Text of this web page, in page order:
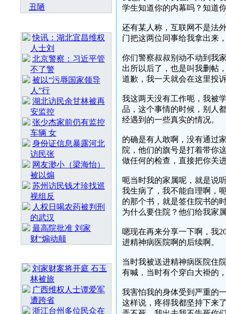
丑陋
快讯：湖北宜昌维权
人士刘
北京警察：习近平管
不了警
被以“污辱国家领导
人”行
湖北访民余甘林被再
安监控
张少杰家前仍有监控
车辆 女
身份证信息暴露河北
访民张
网友渺小（梁海怡）
被以煽
苏州访民钱才珍找巡
视组反
人权日喝农药被判刑
的武汉
最高院批准 刘家
财“煽动颠
刘家财案将开庭 石玉
林被旅
广西维权人士谭爱军
遭跨省
浙江台州多位民众在
学生知道你的内幕吗？知道
还有某人称，互联网不是法
门把这两位同事给我拿出来
你们警察叔叔别动不动到我
出所以后了，也是叫我删帖
道歉，我一天就会在这里投
我这两天没有工作呃，我被
品，这个事情的时候，别人
经遇到的一些真实的情况。
的确是有人敢啊，没有通过
院，他们的旗号是打着带你
做任何的检查，直接把你关
呃当时我的家属呢，就是说
我生病了，我不能自理啊，
的那个书，就是签住院书的
为什么要住院？他们给我家
嗯现在再来分享一下啊，我
进精神病医院啊的后续啊。
当时我被送进精神病医院住
有喊，当时有个穿白大褂的
我害怕我的身体受到严重的
这样说，疼得我都坚持下来